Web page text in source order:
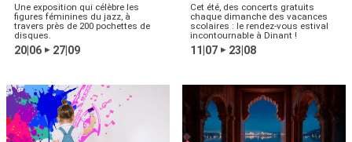
Une exposition qui célèbre les
figures féminines du jazz, à
travers près de 200 pochettes de
disques.
20|06 ▶27|09
Cet été, des concerts gratuits
chaque dimanche des vacances
scolaires : le rendez-vous estival
incontournable à Dinant !
11|07 ▶23|08